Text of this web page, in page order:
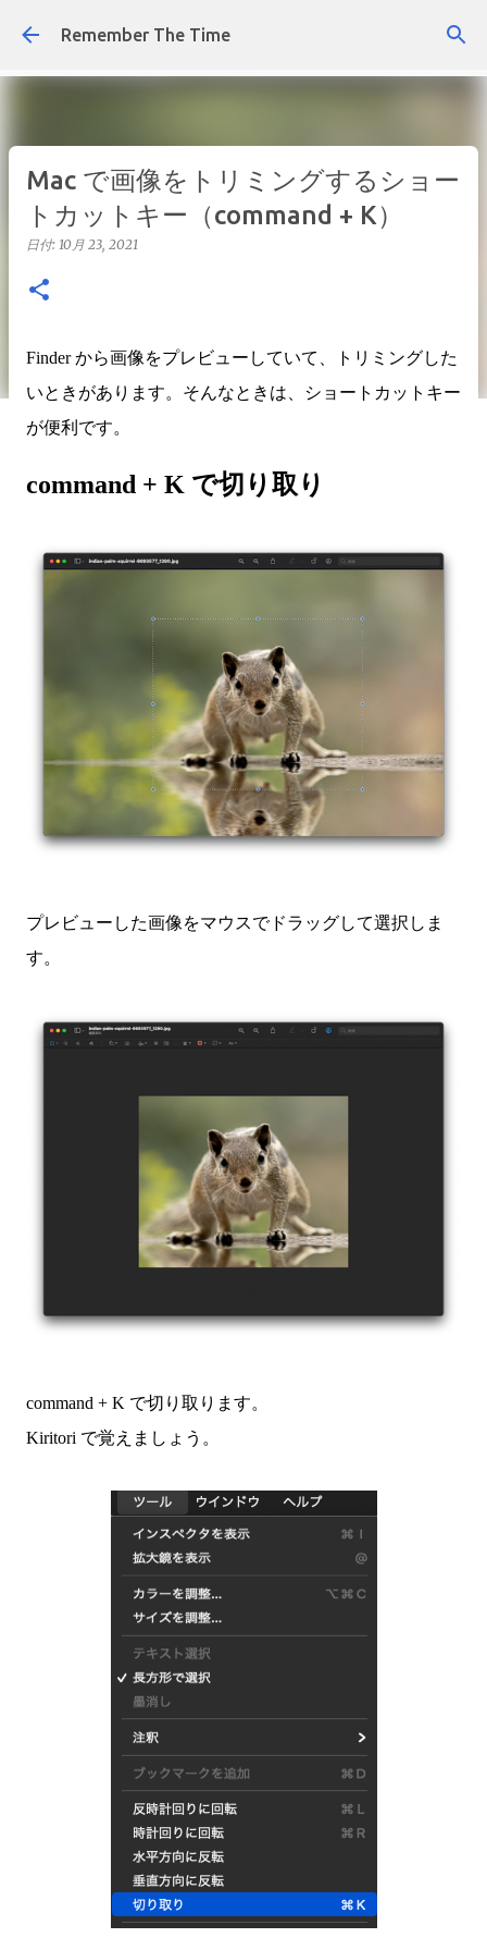
スキップしてメイン コンテンツに移動
Remember The Time
Mac で画像をトリミングするショー
トカットキー（command + K）
日付: 10月 23, 2021
Finder から画像をプレビューしていて、トリミングした
いときがあります。そんなときは、ショートカットキー
が便利です。
command + K で切り取り
プレビューした画像をマウスでドラッグして選択しま
す。
command + K で切り取ります。
Kiritori で覚えましょう。